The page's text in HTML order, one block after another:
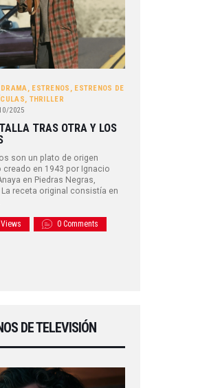
DRAMA ESTRENOS
ESTRENOS DE
THRILLER
2025
TRAS OTRA Y LOS
son un plato de origen
creado en 1943 por Ignacio
en Piedras Negras,
La receta original consistía en
Views 0 Comments
DE TELEVISIÓN